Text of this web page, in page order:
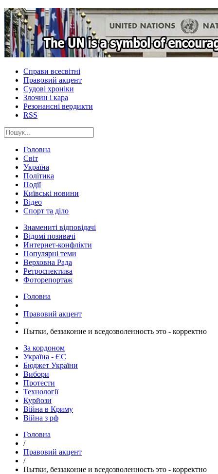
Справи всесвітні
Правовий акцент
Судові хроніки
Злочин і кара
Резонансні вердикти
RSS
Головна
Світ
Україна
Політика
Події
Київські новини
Відео
Спорт та діло
Знамениті відповідачі
Відомі позивачі
Интернет-конфлікти
Популярні теми
Верховна Рада
Ретроспектива
Фоторепортаж
Головна
Правовий акцент
Пытки, беззаконие и вседозволенность это - корректно
За кордоном
Україна - ЄС
Бюджет України
Вибори
Протести
Технології
Курйози
Війна в Криму
Війна з рф
Головна
/
Правовий акцент
/
Пытки, беззаконие и вседозволенность это - корректно